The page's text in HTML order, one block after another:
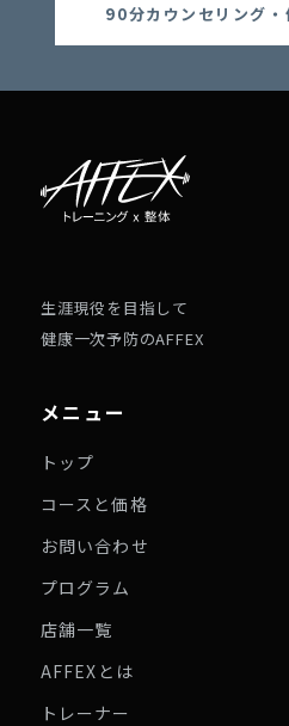
90分カウンセリング
生涯現役を目指して
健康一次予防のAFFEX
メニュー
トップ
コースと価格
お問い合わせ
プログラム
店舗一覧
AFFEXとは
トレーナー